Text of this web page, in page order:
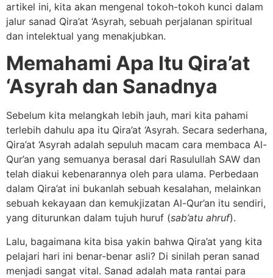
artikel ini, kita akan mengenal tokoh-tokoh kunci dalam
jalur sanad Qira’at ‘Asyrah, sebuah perjalanan spiritual
dan intelektual yang menakjubkan.
Memahami Apa Itu Qira’at
‘Asyrah dan Sanadnya
Sebelum kita melangkah lebih jauh, mari kita pahami
terlebih dahulu apa itu Qira’at ‘Asyrah. Secara sederhana,
Qira’at ‘Asyrah adalah sepuluh macam cara membaca Al-
Qur’an yang semuanya berasal dari Rasulullah SAW dan
telah diakui kebenarannya oleh para ulama. Perbedaan
dalam Qira’at ini bukanlah sebuah kesalahan, melainkan
sebuah kekayaan dan kemukjizatan Al-Qur’an itu sendiri,
yang diturunkan dalam tujuh huruf (sab’atu ahruf).
Lalu, bagaimana kita bisa yakin bahwa Qira’at yang kita
pelajari hari ini benar-benar asli? Di sinilah peran sanad
menjadi sangat vital. Sanad adalah mata rantai para